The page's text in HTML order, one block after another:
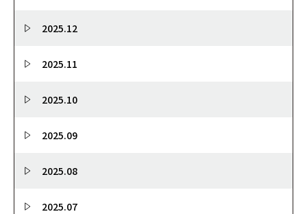
2025.12
2025.11
2025.10
2025.09
2025.08
2025.07